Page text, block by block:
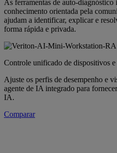
As ferramentas de auto-diagnóstico
conhecimento orientada pela
ajudam a identificar, explicar e
forma rápida e privada.
Controle unificado de dispositivos
Ajuste os perfis de desempenho e
agente de IA integrado para
IA.
Comparar